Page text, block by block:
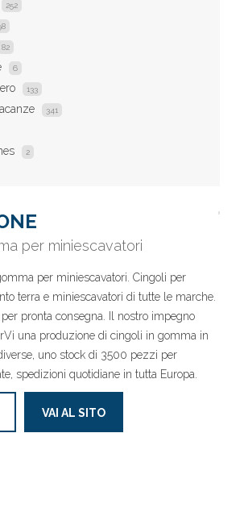
252
82
6
133
341
2
per miniescavatori
per miniescavatori. Cingoli per
terra e miniescavatori di tutte le marche.
pronta consegna. Il nostro impegno
una produzione di cingoli in gomma in
uno stock di 3500 pezzi per
spedizioni quotidiane in tutta Europa.
VAI AL SITO